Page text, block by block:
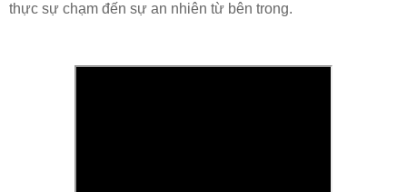
thực sự chạm đến sự an nhiên từ bên trong.